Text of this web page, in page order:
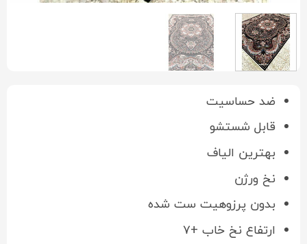
ضد حساسیت
قابل شستشو
بهترین الیاف
نخ ورژن
بدون پرزوهیت ست شده
ارتفاع نخ خاب +۷